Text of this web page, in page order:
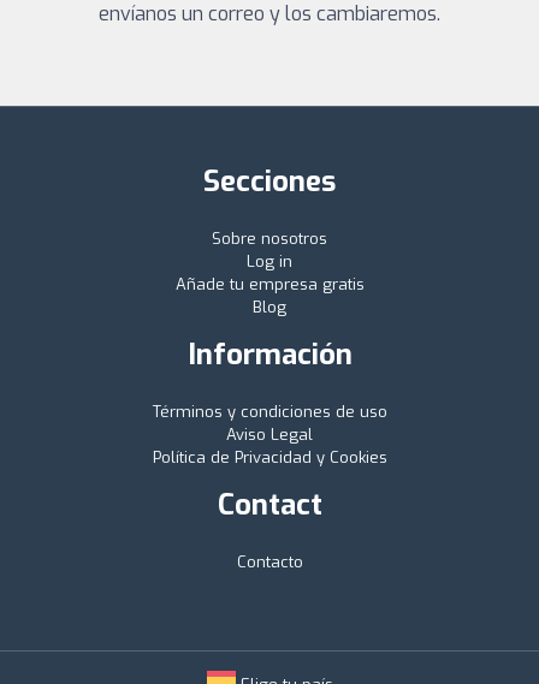
envíanos un correo y los cambiaremos.
Secciones
Sobre nosotros
Log in
Añade tu empresa gratis
Blog
Información
Términos y condiciones de uso
Aviso Legal
Política de Privacidad y Cookies
Contact
Contacto